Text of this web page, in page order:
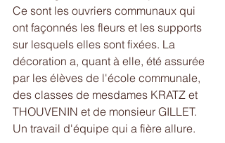
Ce sont les ouvriers communaux qui
ont façonnés les fleurs et les supports
sur lesquels elles sont fixées. La
décoration a, quant à elle, été assurée
par les élèves de l'école communale,
des classes de mesdames KRATZ et
THOUVENIN et de monsieur GILLET.
Un travail d'équipe qui a fière allure.